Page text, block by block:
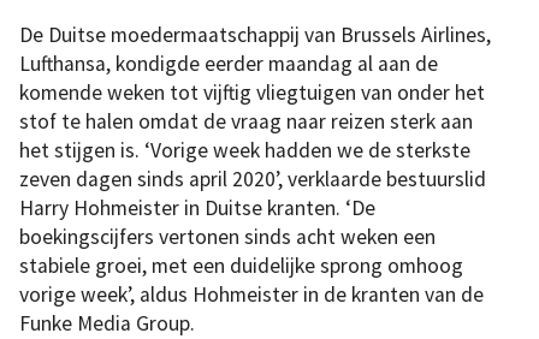
De Duitse moedermaatschappij van Brussels Airlines,
Lufthansa, kondigde eerder maandag al aan de
komende weken tot vijftig vliegtuigen van onder het
stof te halen omdat de vraag naar reizen sterk aan
het stijgen is. ‘Vorige week hadden we de sterkste
zeven dagen sinds april 2020’, verklaarde bestuurslid
Harry Hohmeister in Duitse kranten. ‘De
boekingscijfers vertonen sinds acht weken een
stabiele groei, met een duidelijke sprong omhoog
vorige week’, aldus Hohmeister in de kranten van de
Funke Media Group.